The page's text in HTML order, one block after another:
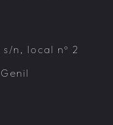
n, local nº 2